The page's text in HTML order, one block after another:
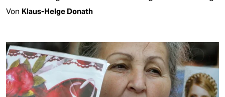
Von Klaus-Helge Donath